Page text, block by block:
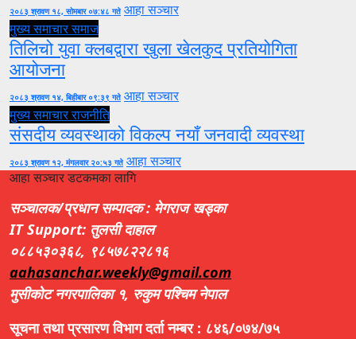
२०८३ श्रावण १८, सोमबार ०७:४८ गते आहा सञ्चार
मुख्य समाचारसमाज
तिलिचो युवा क्लबद्वारा खुला खेलकुद प्रतियोगिता
आयोजना
२०८३ श्रावण १४, बिहीबार ०९:३९ गते आहा सञ्चार
मुख्य समाचारराजनीति
संसदीय व्यवस्थाको विकल्प नयाँ जनवादी व्यवस्था
२०८३ श्रावण १२, मंगलवार २०:५३ गते आहा सञ्चार
आहा सञ्चार डटकमका लागि
सञ्चालक/प्रधान सम्पादक : मेगराज खड्का
IT Support: तुलसी दाहाल
०८८५३०३६८, ९८५७८२२८१६
aahasanchar.weekly@gmail.com
मुसीकोट नगरपालिका १, रुकुम पश्चिम नेपाल
सूचना तथा प्रसारण विभाग दर्ता नम्बर : ८४६/०७४/७५